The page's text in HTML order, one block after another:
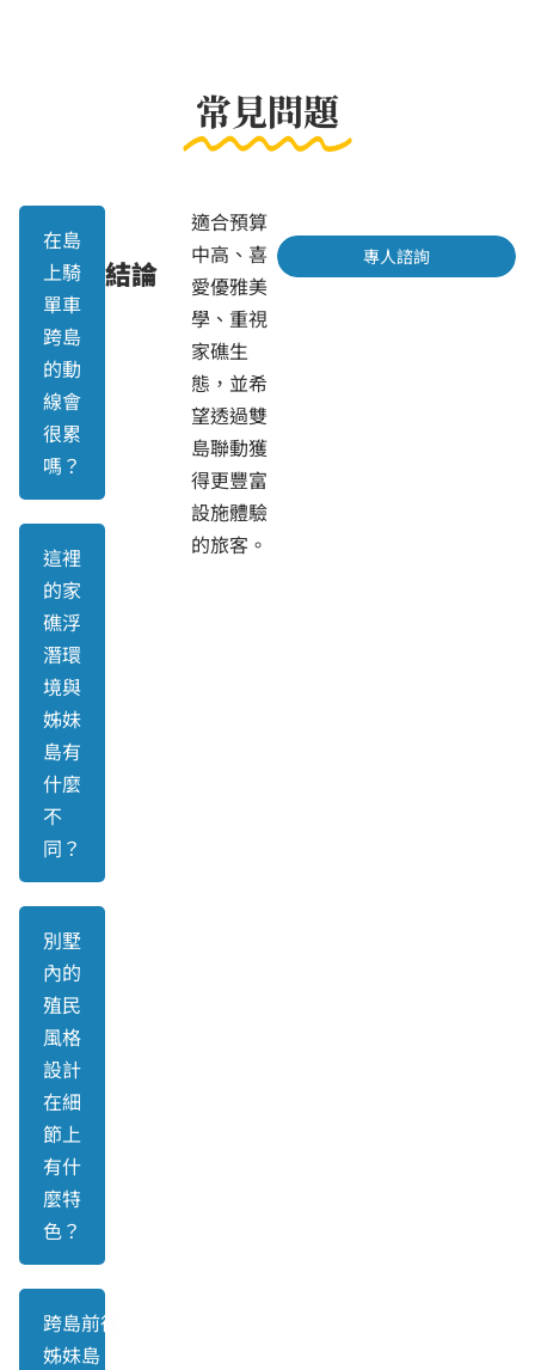
常見問題
在島
上騎
單車
跨島
的動
線會
很累
嗎？
這裡
的家
礁浮
潛環
境與
姊妹
島有
什麼
不
同？
別墅
內的
殖民
風格
設計
在細
節上
有什
麼特
色？
跨島前往
姊妹島
結論
適合預算
中高、喜
愛優雅美
學、重視
家礁生
態，並希
望透過雙
島聯動獲
得更豐富
設施體驗
的旅客。
專人諮詢